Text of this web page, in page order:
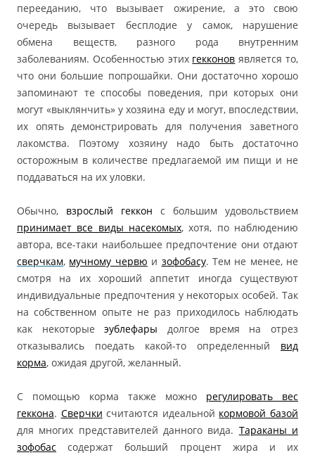
перееданию, что вызывает ожирение, а это свою
очередь вызывает бесплодие у самок, нарушение
обмена веществ, разного рода внутренним
заболеваниям. Особенностью этих гекконов является то,
что они большие попрошайки. Они достаточно хорошо
запоминают те способы поведения, при которых они
могут «выклянчить» у хозяина еду и могут, впоследствии,
их опять демонстрировать для получения заветного
лакомства. Поэтому хозяину надо быть достаточно
осторожным в количестве предлагаемой им пищи и не
поддаваться на их уловки.
Обычно, взрослый геккон с большим удовольствием
принимает все виды насекомых, хотя, по наблюдению
автора, все-таки наибольшее предпочтение они отдают
сверчкам, мучному червю и зофобасу. Тем не менее, не
смотря на их хороший аппетит иногда существуют
индивидуальные предпочтения у некоторых особей. Так
на собственном опыте не раз приходилось наблюдать
как некоторыеэублефары долгое время на отрез
отказывались поедать какой-то определенный вид
корма, ожидая другой, желанный.
С помощью корма также можно регулировать вес
геккона. Сверчки считаются идеальной кормовой базой
для многих представителей данного вида. Тараканы и
зофобас содержат больший процент жира и их